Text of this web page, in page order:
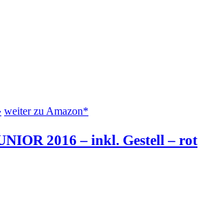
weiter zu Amazon*
2016 – inkl. Gestell – rot